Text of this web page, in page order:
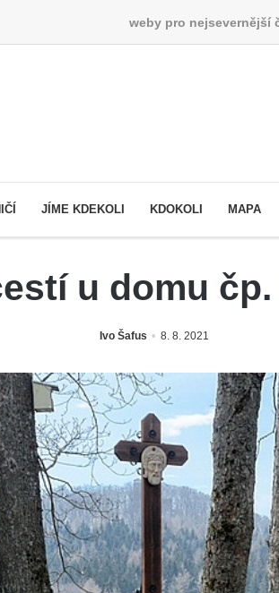
weby pro nejsevernější
JÍME KDEKOLI KDOKOLI MAPA
u domu
Ivo Šafus 8. 8. 2021